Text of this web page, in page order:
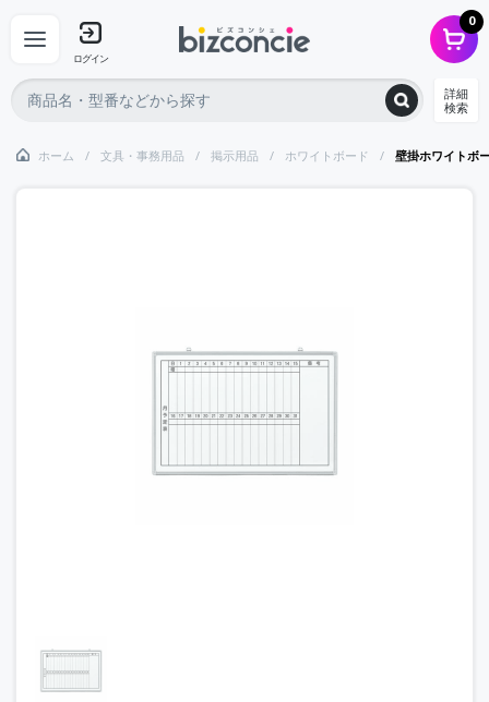
ログイン
0
詳細
検索
ホーム 文具・事務用品 掲示用品 ホワイトボード 壁掛ホワイトボ